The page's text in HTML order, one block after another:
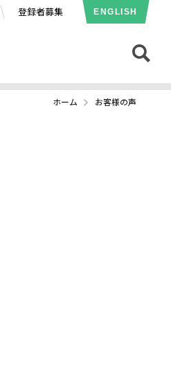
登録者募集 ENGLISH
ホーム お客様の声